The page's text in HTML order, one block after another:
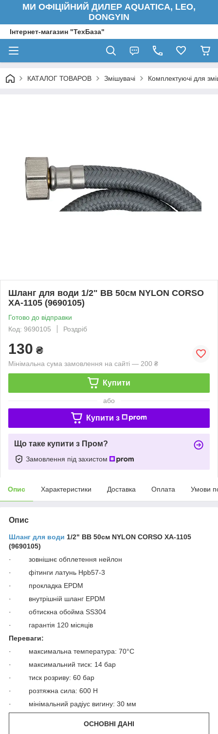
МИ ОФІЦІЙНИЙ ДИЛЕР AQUATICA, LEO,
DONGYIN
Інтернет-магазин "ТехБаза"
КАТАЛОГ ТОВАРОВ Змішувачі Комплектуючі для
Шланг для води 1/2" ВВ 50см NYLON CORSO
XA-1105 (9690105)
Готово до відправки
Код: 9690105
Роздріб
130 ₴
Мінімальна сума замовлення на сайті — 200 ₴
Купити
або
Купити з
Що таке купити з Пром?
Замовлення під захистом
Опис Характеристики Доставка Оплата Умови
Опис
Шланг для води 1/2" ВВ 50см NYLON CORSO XA-1105
(9690105)
· зовнішнє обплетення нейлон
· фітинги латунь Hpb57-3
· прокладка EPDM
· внутрішній шланг EPDM
· обтискна обойма SS304
· гарантія 120 місяців
Переваги:
· максимальна температура: 70°C
· максимальний тиск: 14 бар
· тиск розриву: 60 бар
· розтяжна сила: 600 Н
· мінімальний радіус вигину: 30 мм
ОСНОВНІ ДАНІ